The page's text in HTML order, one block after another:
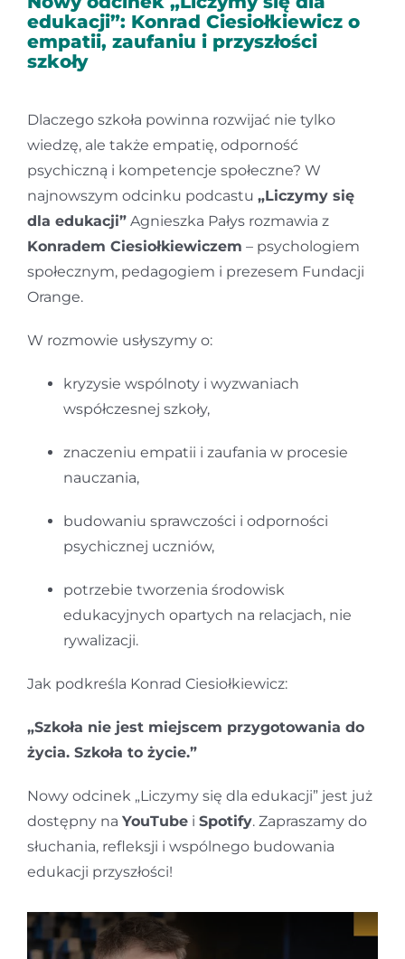
Kontakt
edukacji”: Konrad Ciesiołkiewicz o
empatii, zaufaniu i przyszłości
szkoły
Dlaczego szkoła powinna rozwijać nie tylko
wiedzę, ale także empatię, odporność
psychiczną i kompetencje społeczne? W
najnowszym odcinku podcastu „Liczymy się
dla edukacji”Agnieszka Pałys rozmawia z
Konradem Ciesiołkiewiczem – psychologiem
społecznym, pedagogiem i prezesem Fundacji
Orange.
W rozmowie usłyszymy o:
kryzysie wspólnoty i wyzwaniach
współczesnej szkoły,
znaczeniu empatii i zaufania w procesie
nauczania,
budowaniu sprawczości i odporności
psychicznej uczniów,
potrzebie tworzenia środowisk
edukacyjnych opartych na relacjach, nie
rywalizacji.
Jak podkreśla Konrad Ciesiołkiewicz:
„Szkoła nie jest miejscem przygotowania do
życia. Szkoła to życie.”
Nowy odcinek „Liczymy się dla edukacji” jest już
dostępny na YouTubei Spotify. Zapraszamy do
słuchania, refleksji i wspólnego budowania
edukacji przyszłości!